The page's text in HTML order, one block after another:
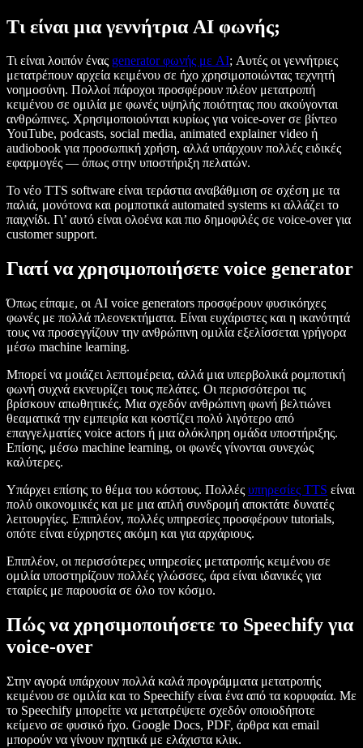
Τι είναι μια γεννήτρια AI φωνής;
Τι είναι λοιπόν ένας generator φωνής με AI; Αυτές οι γεννήτριες
μετατρέπουν αρχεία κειμένου σε ήχο χρησιμοποιώντας τεχνητή
νοημοσύνη. Πολλοί πάροχοι προσφέρουν πλέον μετατροπή
κειμένου σε ομιλία με φωνές υψηλής ποιότητας που ακούγονται
ανθρώπινες. Χρησιμοποιούνται κυρίως για voice-over σε βίντεο
YouTube, podcasts, social media, animated explainer video ή
audiobook για προσωπική χρήση, αλλά υπάρχουν πολλές ειδικές
εφαρμογές — όπως στην υποστήριξη πελατών.
Το νέο TTS software είναι τεράστια αναβάθμιση σε σχέση με τα
παλιά, μονότονα και ρομποτικά automated systems κι αλλάζει το
παιχνίδι. Γι’ αυτό είναι ολοένα και πιο δημοφιλές σε voice-over για
customer support.
Γιατί να χρησιμοποιήσετε voice generator
Όπως είπαμε, οι AI voice generators προσφέρουν φυσικόηχες
φωνές με πολλά πλεονεκτήματα. Είναι ευχάριστες και η ικανότητά
τους να προσεγγίζουν την ανθρώπινη ομιλία εξελίσσεται γρήγορα
μέσω machine learning.
Μπορεί να μοιάζει λεπτομέρεια, αλλά μια υπερβολικά ρομποτική
φωνή συχνά εκνευρίζει τους πελάτες. Οι περισσότεροι τις
βρίσκουν απωθητικές. Μια σχεδόν ανθρώπινη φωνή βελτιώνει
θεαματικά την εμπειρία και κοστίζει πολύ λιγότερο από
επαγγελματίες voice actors ή μια ολόκληρη ομάδα υποστήριξης.
Επίσης, μέσω machine learning, οι φωνές γίνονται συνεχώς
καλύτερες.
Υπάρχει επίσης το θέμα του κόστους. Πολλές υπηρεσίες TTS είναι
πολύ οικονομικές και με μια απλή συνδρομή αποκτάτε δυνατές
λειτουργίες. Επιπλέον, πολλές υπηρεσίες προσφέρουν tutorials,
οπότε είναι εύχρηστες ακόμη και για αρχάριους.
Επιπλέον, οι περισσότερες υπηρεσίες μετατροπής κειμένου σε
ομιλία υποστηρίζουν πολλές γλώσσες, άρα είναι ιδανικές για
εταιρίες με παρουσία σε όλο τον κόσμο.
Πώς να χρησιμοποιήσετε το Speechify για
voice-over
Στην αγορά υπάρχουν πολλά καλά προγράμματα μετατροπής
κειμένου σε ομιλία και το Speechify είναι ένα από τα κορυφαία. Με
το Speechify μπορείτε να μετατρέψετε σχεδόν οποιοδήποτε
κείμενο σε φυσικό ήχο. Google Docs, PDF, άρθρα και email
μπορούν να γίνουν ηχητικά με ελάχιστα κλικ.